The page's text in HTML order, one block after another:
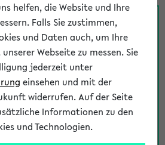
Veranstaltungen
Fragen zu
finden Sie Ansprechpersonen
jeder Veranstaltung. Der BIS
keine direkte Hilfe leisten.
eKVV Teilnahmemanagement
über die Personen, die Ihre
eingetragen haben, auf der
helfen, die Website und Ihre
Falls Sie zustimmen,
und Daten auch, um Ihre
Webseite zu messen. Sie
jederzeit unter
einsehen und mit der
widerrufen. Auf der Seite
Informationen zu den
und Technologien.